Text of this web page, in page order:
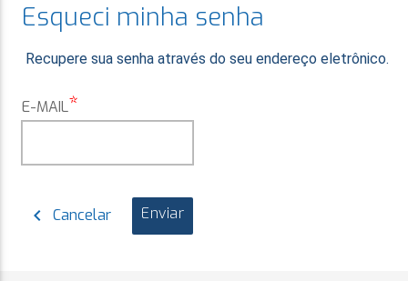
Esqueci minha senha
Recupere sua senha através do seu endereço eletrônico.
E-MAIL*
chevron_left Cancelar Enviar